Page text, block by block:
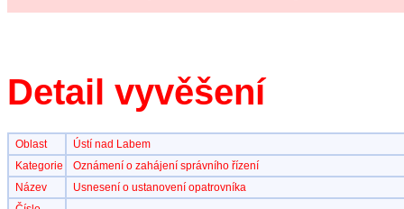
Detail vyvěšení
Oblast
Ústí nad Labem
Kategorie
Oznámení o zahájení správního řízení
Název
Usnesení o ustanovení opatrovníka